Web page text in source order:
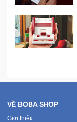
VỀ BOBA SHOP
Giới thiệu